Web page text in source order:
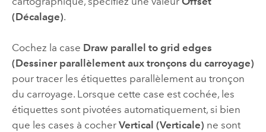
(Décalage).
Cochez la case Draw parallel to grid edges
(Dessiner parallèlement aux tronçons du carroyage)
pour tracer les étiquettes parallèlement au tronçon
du carroyage. Lorsque cette case est cochée, les
étiquettes sont pivotées automatiquement, si bien
que les cases à cocher Vertical (Verticale) ne sont